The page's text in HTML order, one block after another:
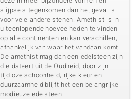
slijpsels tegenkomen dan het geval is
voor vele andere stenen. Amethist is in
uiteenlopende hoeveelheden te vinden
op alle continenten en kan verschillen,
afhankelijk van waar het vandaan komt.
De amethist mag dan een edelsteen zijn
die dateert uit de Oudheid, door zijn
tijdloze schoonheid, rijke kleur en
duurzaamheid blijft het een belangrijke
modieuze edelsteen.